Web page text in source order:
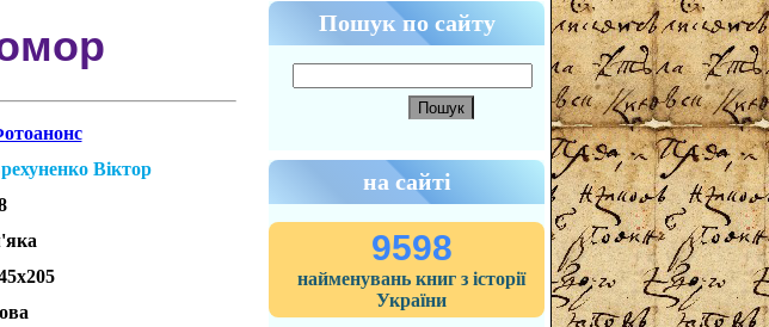
Віктор
Пошук по сайту
на сайті
9598
найменувань книг з історії
України